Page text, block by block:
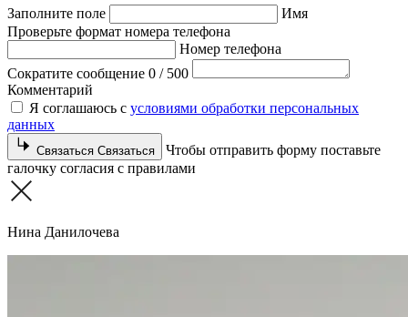
Заполните поле
Имя
Проверьте формат номера телефона
Номер телефона
Сократите сообщение 0 / 500
Комментарий
Я соглашаюсь с условиями обработки персональных
данных
Связаться Связаться
Чтобы отправить форму поставьте
галочку согласия с правилами
Нина Данилочева